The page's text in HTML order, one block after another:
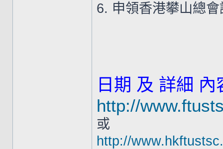
6. 申領香港攀山總
日期 及 詳細 內
http://
或
http://